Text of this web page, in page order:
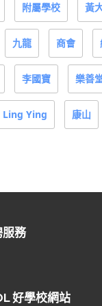
附屬學校 黃
九龍 商會
李國寶 樂善
Ling Ying 康山
服務
好學校網站